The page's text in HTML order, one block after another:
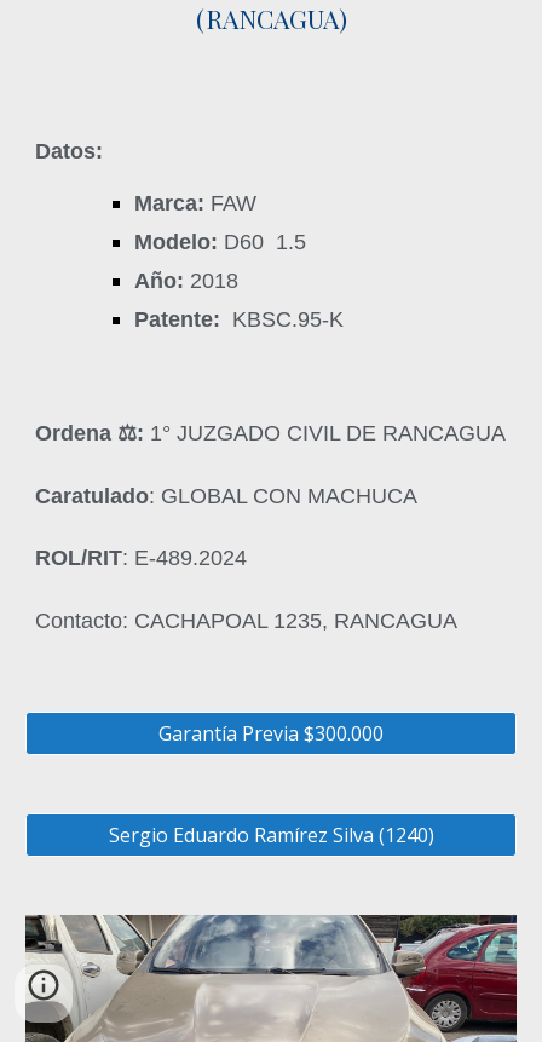
(RANCAGUA)
Datos:
Marca: FAW
Modelo: D60 1.5
Año: 2018
Patente: KBSC.95-K
Ordena ‍⚖️: 1° JUZGADO CIVIL DE RANCAGUA
Caratulado: GLOBAL CON MACHUCA
ROL/RIT: E-489.2024
Contacto: CACHAPOAL 1235, RANCAGUA
Garantía Previa $300.000
Sergio Eduardo Ramírez Silva (1240)